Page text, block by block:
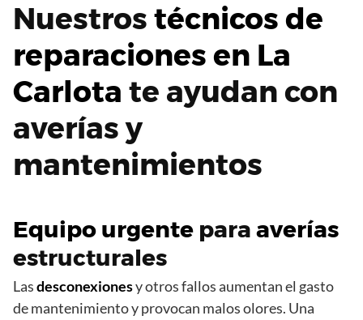
Nuestros técnicos de
reparaciones en La
Carlota te ayudan con
averías y
mantenimientos
Equipo urgente para averías
estructurales
Lasdesconexionesy otros fallos aumentan el gasto
de mantenimiento y provocan malos olores. Una